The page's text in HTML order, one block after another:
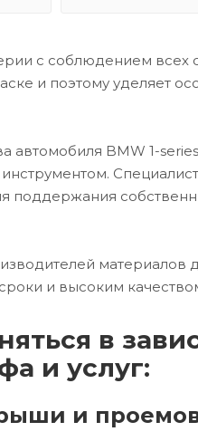
с соблюдением всех
и поэтому уделяет
автомобиля BMW 1-
поддержания
материалов
и высоким
в
и услуг:
и